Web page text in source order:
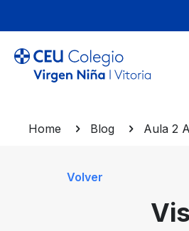
Home Blog Aula 2
Volver